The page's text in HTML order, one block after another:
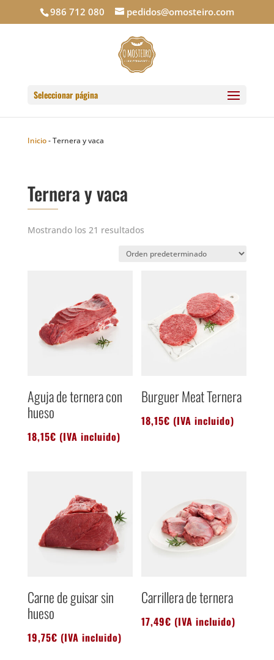
986 712 080 pedidos@omosteiro.com
Seleccionar página
Inicio-Ternera y vaca
Ternera y vaca
Mostrando los 21 resultados
Aguja de ternera con
hueso
18,15€ (IVA incluido)
Burguer Meat Ternera
18,15€ (IVA incluido)
Carne de guisar sin
hueso
19,75€ (IVA incluido)
Carrillera de ternera
17,49€ (IVA incluido)